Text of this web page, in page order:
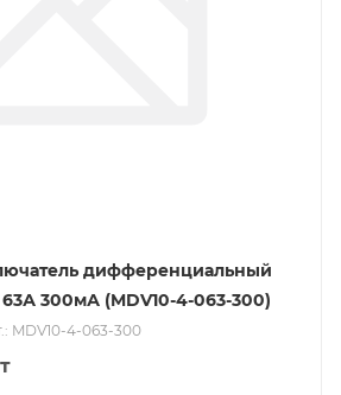
дифференциальный
300мА (MDV10-4-063-300)
MDV10-4-063-300